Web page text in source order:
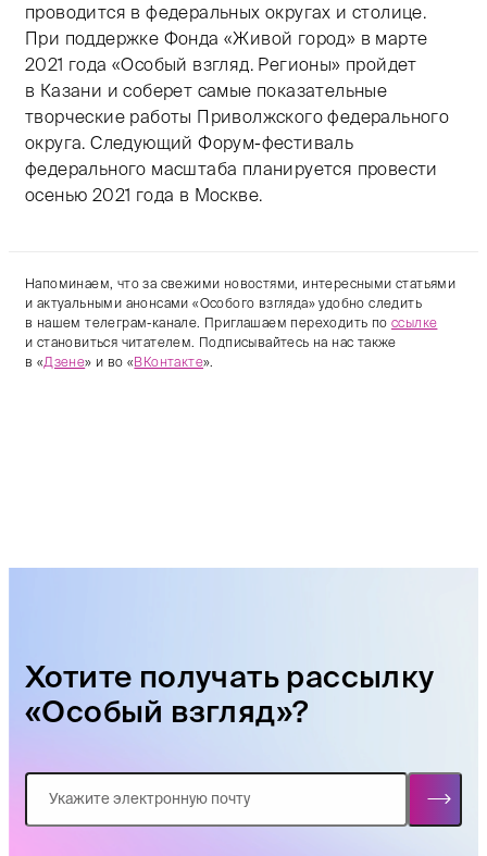
проводится в федеральных округах и столице.
При поддержке Фонда «Живой город» в марте
2021 года «Особый взгляд. Регионы» пройдет
в Казани и соберет самые показательные
творческие работы Приволжского федерального
округа. Следующий Форум-фестиваль
федерального масштаба планируется провести
осенью 2021 года в Москве.
Напоминаем, что за свежими новостями, интересными статьями
и актуальными анонсами «Особого взгляда» удобно следить
в нашем телеграм-канале. Приглашаем переходить по ссылке
и становиться читателем. Подписывайтесь на нас также
в «Дзене» и во «ВКонтакте».
Хотите получать рассылку
«Особый взгляд»?